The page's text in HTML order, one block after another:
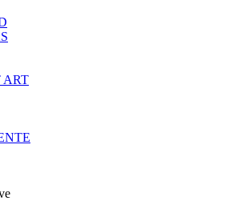
ART